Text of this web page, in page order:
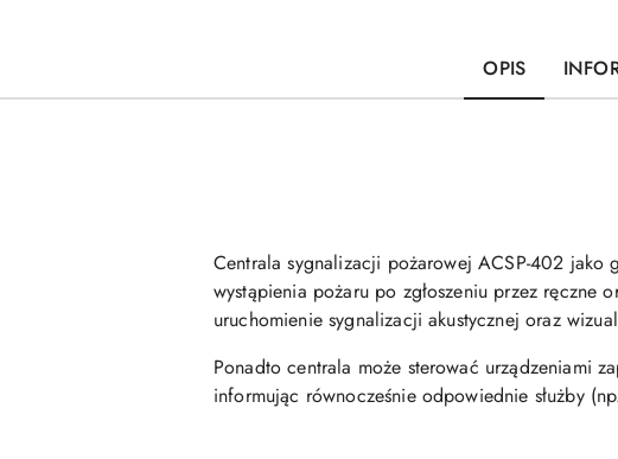
OPIS
Centrala sygnalizacji pożarowej ACSP-402 jako
wystąpienia pożaru po zgłoszeniu przez ręczne
uruchomienie sygnalizacji akustycznej oraz
Ponadto centrala może sterować urządzeniami
informując równocześnie odpowiednie służby